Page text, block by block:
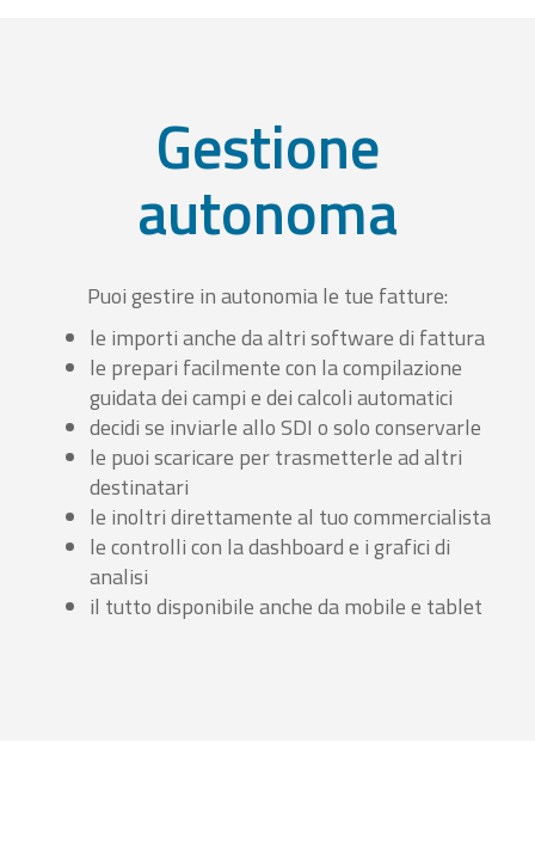
Gestione
autonoma
Puoi gestire in autonomia le tue fatture:
le importi anche da altri software di fattura
le prepari facilmente con la compilazione
guidata dei campi e dei calcoli automatici
decidi se inviarle allo SDI o solo conservarle
le puoi scaricare per trasmetterle ad altri
destinatari
le inoltri direttamente al tuo commercialista
le controlli con la dashboard e i grafici di
analisi
il tutto disponibile anche da mobile e tablet